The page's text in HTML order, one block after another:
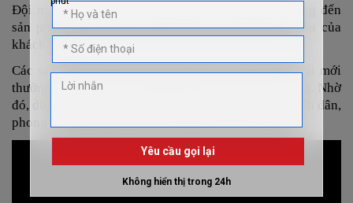
Đội ngũ KTS, thợ thi công nhiều kinh nghiệm mang đến
sản phẩm, dịch vụ hài lòng, thỏa mãn mọi yêu cầu của
khách hàng.
Các sản phẩm nội thất luôn được Viva cập nhật, đổi mới
thường xuyên theo xu hướng mới nhất trên thị trường. Nhờ
đó, dù bạn tìm kiếm
cao cấp hay bình dân,
phong cách đơn giản hay cầu kỳ đều có đủ tại đây.